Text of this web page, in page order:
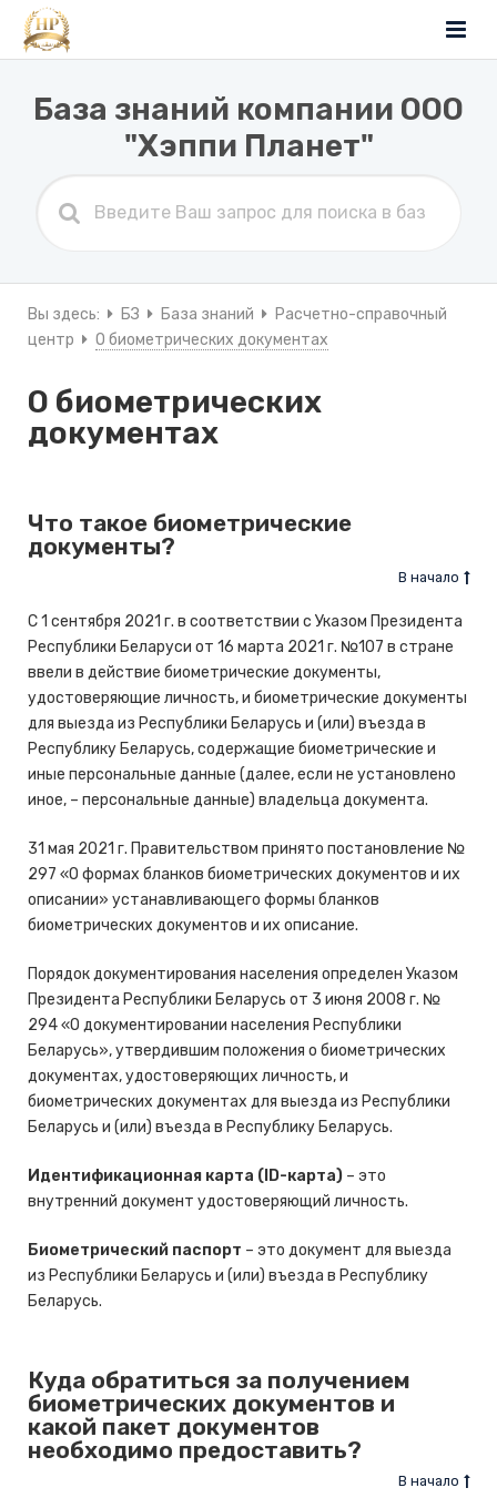
База знаний компании ООО
"Хэппи Планет"
Вы здесь: БЗ База знаний
Расчетно-справочный
центр
О биометрических документах
О биометрических
документах
Что такое биометрические
документы?
В начало
С 1 сентября 2021 г. в соответствии с Указом Президента
Республики Беларуси от 16 марта 2021 г. №107 в стране
ввели в действие биометрические документы,
удостоверяющие личность, и биометрические документы
для выезда из Республики Беларусь и (или) въезда в
Республику Беларусь, содержащие биометрические и
иные персональные данные (далее, если не установлено
иное, – персональные данные) владельца документа.
31 мая 2021 г. Правительством принято постановление №
297 «О формах бланков биометрических документов и их
описании» устанавливающего формы бланков
биометрических документов и их описание.
Порядок документирования населения определен Указом
Президента Республики Беларусь от 3 июня 2008 г. №
294 «О документировании населения Республики
Беларусь», утвердившим положения о биометрических
документах, удостоверяющих личность, и
биометрических документах для выезда из Республики
Беларусь и (или) въезда в Республику Беларусь.
Идентификационная карта (ID-карта) – это
внутренний документ удостоверяющий личность.
Биометрический паспорт – это документ для выезда
из Республики Беларусь и (или) въезда в Республику
Беларусь.
Куда обратиться за получением
биометрических документов и
какой пакет документов
необходимо предоставить?
В начало